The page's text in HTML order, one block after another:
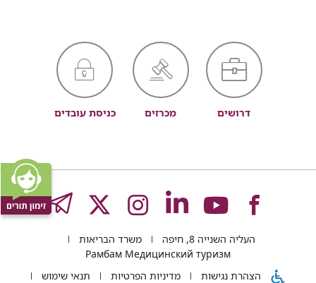
דרושים מכרזים כניסת עובדים
לעמוד
של
לעמוד
של
לעמוד
של
לעמוד
של
לעמוד
של
העליה השנייה 8, חיפה
משרד הבריאות
Рамбам Медицинский туризм
הצהרת נגישות
מדיניות הפרטיות תנאי שימוש